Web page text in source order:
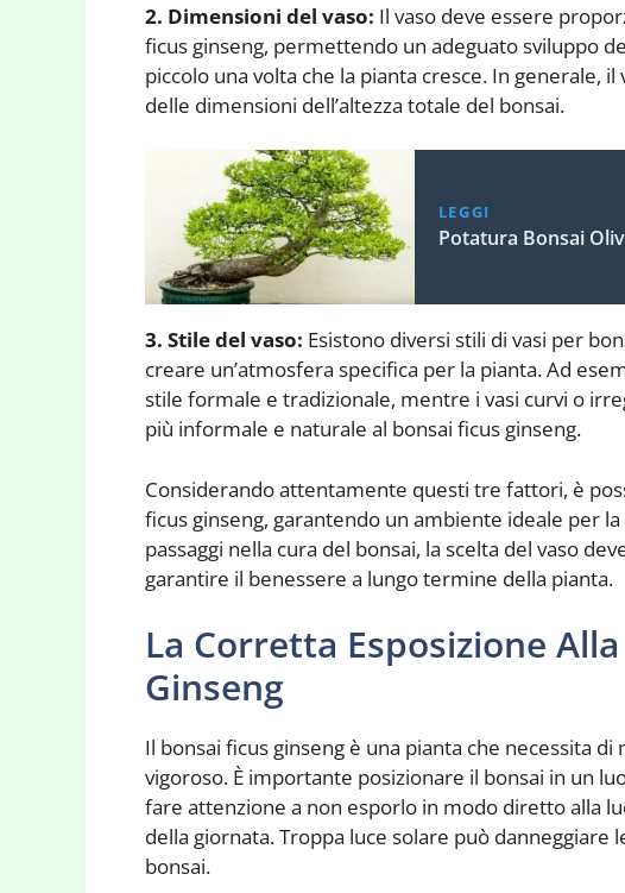
2. Dimensioni del vaso: Il vaso deve essere
ficus ginseng, permettendo un adeguato sviluppo
piccolo una volta che la pianta cresce. In generale,
delle dimensioni dell’altezza totale del bonsai.
LEGGI
Potatura Bonsai
3. Stile del vaso: Esistono diversi stili di vasi per
creare un’atmosfera specifica per la pianta. Ad
stile formale e tradizionale, mentre i vasi curvi o
più informale e naturale al bonsai ficus ginseng.
Considerando attentamente questi tre fattori, è
ficus ginseng, garantendo un ambiente ideale per
passaggi nella cura del bonsai, la scelta del vaso
garantire il benessere a lungo termine della pianta.
La Corretta Esposizione
Ginseng
Il bonsai ficus ginseng è una pianta che necessita
vigoroso. È importante posizionare il bonsai in un
fare attenzione a non esporlo in modo diretto alla
della giornata. Troppa luce solare può
bonsai.